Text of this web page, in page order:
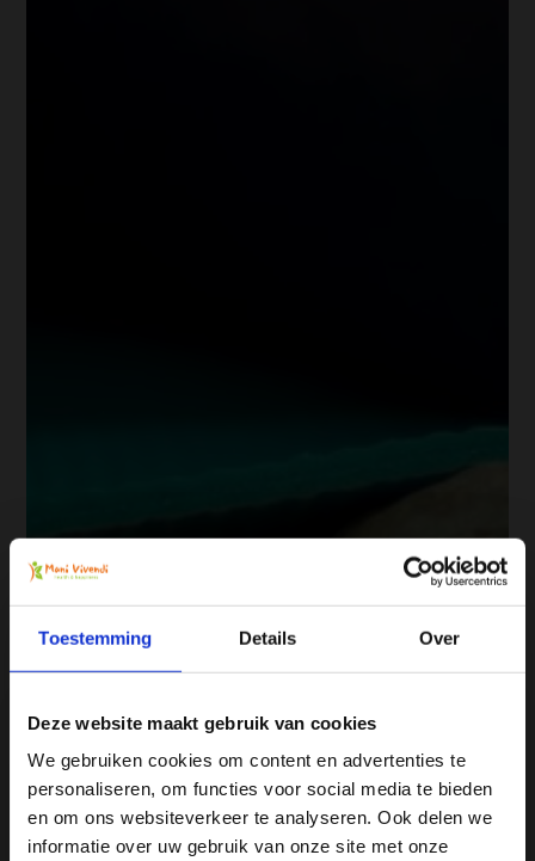
Toestemming Details Over
Deze website maakt gebruik van cookies
We gebruiken cookies om content en advertenties te
personaliseren, om functies voor social media te bieden
en om ons websiteverkeer te analyseren. Ook delen we
informatie over uw gebruik van onze site met onze
Ja, ik wil 5% korting op mijn
volgende bestelling!